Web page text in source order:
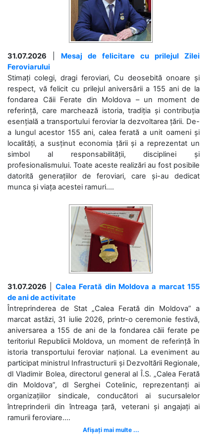
31.07.2026
Mesaj de felicitare cu prilejul Zilei
Feroviarului
Stimați colegi, dragi feroviari, Cu deosebită onoare și
respect, vă felicit cu prilejul aniversării a 155 ani de la
fondarea Căii Ferate din Moldova – un moment de
referință, care marchează istoria, tradiția și contribuția
esențială a transportului feroviar la dezvoltarea țării. De-
a lungul acestor 155 ani, calea ferată a unit oameni și
localități, a susținut economia țării și a reprezentat un
simbol al responsabilității, disciplinei și
profesionalismului. Toate aceste realizări au fost posibile
datorită generațiilor de feroviari, care și-au dedicat
munca și viața acestei ramuri....
31.07.2026
Calea Ferată din Moldova a marcat 155
de ani de activitate
Întreprinderea de Stat „Calea Ferată din Moldova” a
marcat astăzi, 31 iulie 2026, printr-o ceremonie festivă,
aniversarea a 155 de ani de la fondarea căii ferate pe
teritoriul Republicii Moldova, un moment de referință în
istoria transportului feroviar național. La eveniment au
participat ministrul Infrastructurii și Dezvoltării Regionale,
dl Vladimir Bolea, directorul general al Î.S. „Calea Ferată
din Moldova”, dl Serghei Cotelinic, reprezentanți ai
organizațiilor sindicale, conducători ai sucursalelor
întreprinderii din întreaga țară, veterani și angajați ai
ramurii feroviare....
Afișați mai multe ...